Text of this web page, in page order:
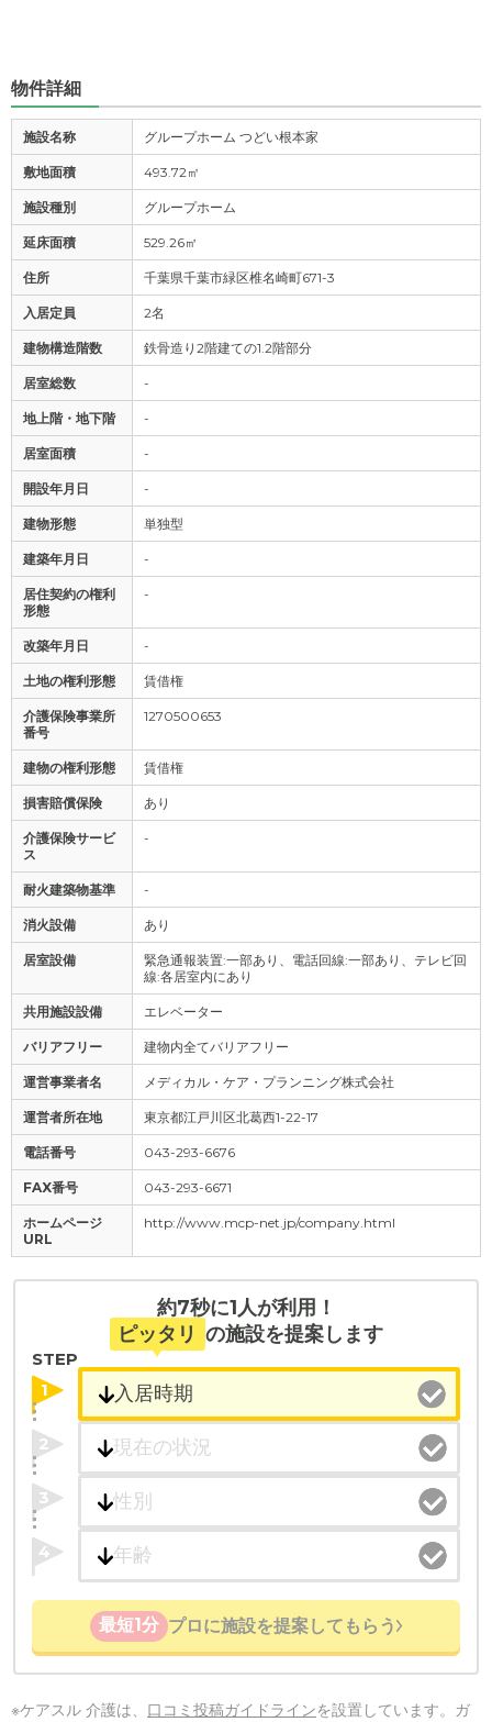
物件詳細
施設名称 グループホーム つどい根本家
敷地面積 493.72㎡
施設種別 グループホーム
延床面積 529.26㎡
住所 千葉県千葉市緑区椎名崎町671-3
入居定員 2名
建物構造階数 鉄骨造り2階建ての1.2階部分
居室総数 -
地上階・地下階 -
居室面積 -
開設年月日 -
建物形態 単独型
建築年月日 -
居住契約の権利
形態
-
改築年月日 -
土地の権利形態 賃借権
介護保険事業所
番号
1270500653
建物の権利形態 賃借権
損害賠償保険 あり
介護保険サービ
ス
-
耐火建築物基準 -
消火設備 あり
居室設備
緊急通報装置:一部あり、電話回線:一部あり、テレビ回
線:各居室内にあり
共用施設設備 エレベーター
バリアフリー 建物内全てバリアフリー
運営事業者名 メディカル・ケア・プランニング株式会社
運営者所在地 東京都江戸川区北葛西1-22-17
電話番号 043-293-6676
FAX番号 043-293-6671
ホームページ
URL
http://www.mcp-net.jp/company.html
約7秒に1人が利用！
ピッタリ の施設を提案します
STEP
1
2
3
4
最短1分 プロに施設を提案してもらう
※ケアスル 介護は、 口コミ投稿ガイドラインを設置しています。ガ